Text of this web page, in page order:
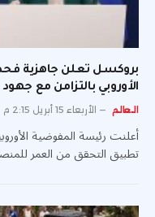
بروكسل تعلن جاهزية
الأوروبي بالتزامن مع
العالم الأربعاء 15 أبريل 2:15 م
أعلنت رئيسة المفوضية
تطبيق التحقق من العمر